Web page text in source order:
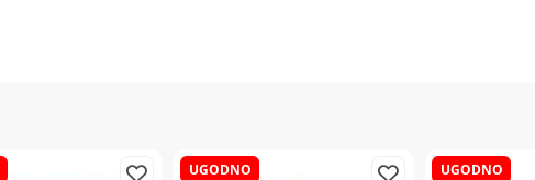
UGODNO UGODNO